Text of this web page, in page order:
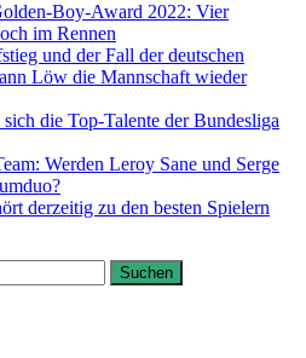
Boy-Award 2022: Vier
im Rennen
und der Fall der deutschen
Löw die Mannschaft wieder
sich die Top-Talente der Bundesliga
Werden Leroy Sane und Serge
derzeitig zu den besten Spielern